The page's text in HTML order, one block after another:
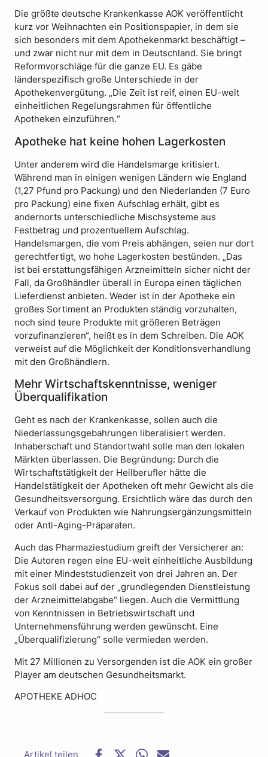
Die größte deutsche Krankenkasse AOK veröffentlicht
kurz vor Weihnachten ein Positionspapier, in dem sie
sich besonders mit dem Apothekenmarkt beschäftigt –
und zwar nicht nur mit dem in Deutschland. Sie bringt
Reformvorschläge für die ganze EU. Es gäbe
länderspezifisch große Unterschiede in der
Apothekenvergütung. „Die Zeit ist reif, einen EU-weit
einheitlichen Regelungsrahmen für öffentliche
Apotheken einzuführen.“
Apotheke hat keine hohen Lagerkosten
Unter anderem wird die Handelsmarge kritisiert.
Während man in einigen wenigen Ländern wie England
(1,27 Pfund pro Packung) und den Niederlanden (7 Euro
pro Packung) eine fixen Aufschlag erhält, gibt es
andernorts unterschiedliche Mischsysteme aus
Festbetrag und prozentuellem Aufschlag.
Handelsmargen, die vom Preis abhängen, seien nur dort
gerechtfertigt, wo hohe Lagerkosten bestünden. „Das
ist bei erstattungsfähigen Arzneimitteln sicher nicht der
Fall, da Großhändler überall in Europa einen täglichen
Lieferdienst anbieten. Weder ist in der Apotheke ein
großes Sortiment an Produkten ständig vorzuhalten,
noch sind teure Produkte mit größeren Beträgen
vorzufinanzieren“, heißt es in dem Schreiben. Die AOK
verweist auf die Möglichkeit der Konditionsverhandlung
mit den Großhändlern.
Mehr Wirtschaftskenntnisse, weniger
Überqualifikation
Geht es nach der Krankenkasse, sollen auch die
Niederlassungsgebahrungen liberalisiert werden.
Inhaberschaft und Standortwahl solle man den lokalen
Märkten überlassen. Die Begründung: Durch die
Wirtschaftstätigkeit der Heilberufler hätte die
Handelstätigkeit der Apotheken oft mehr Gewicht als die
Gesundheitsversorgung. Ersichtlich wäre das durch den
Verkauf von Produkten wie Nahrungsergänzungsmitteln
oder Anti-Aging-Präparaten.
Auch das Pharmaziestudium greift der Versicherer an:
Die Autoren regen eine EU-weit einheitliche Ausbildung
mit einer Mindeststudienzeit von drei Jahren an. Der
Fokus soll dabei auf der „grundlegenden Dienstleistung
der Arzneimittelabgabe“ liegen. Auch die Vermittlung
von Kenntnissen in Betriebswirtschaft und
Unternehmensführung werden gewünscht. Eine
„Überqualifizierung“ solle vermieden werden.
Mit 27 Millionen zu Versorgenden ist die AOK ein großer
Player am deutschen Gesundheitsmarkt.
APOTHEKE ADHOC
T
W